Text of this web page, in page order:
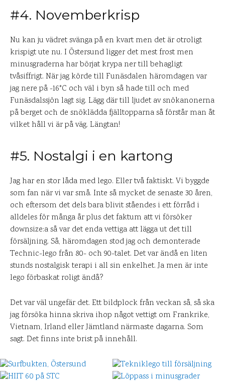
#4. Novemberkrisp
Nu kan ju vädret svänga på en kvart men det är otroligt
krispigt ute nu. I Östersund ligger det mest frost men
minusgraderna har börjat krypa ner till behagligt
tvåsiffrigt. När jag körde till Funäsdalen häromdagen var
jag nere på -16°C och väl i byn så hade till och med
Funäsdalssjön lagt sig. Lägg där till ljudet av snökanonerna
på berget och de snöklädda fjälltopparna så förstår man åt
vilket håll vi är på väg. Längtan!
#5. Nostalgi i en kartong
Jag har en stor låda med lego. Eller två faktiskt. Vi byggde
som fan när vi var små. Inte så mycket de senaste 30 åren,
och eftersom det dels bara blivit ståendes i ett förråd i
alldeles för många år plus det faktum att vi försöker
downsize:a så var det enda vettiga att lägga ut det till
försäljning. Så, häromdagen stod jag och demonterade
Technic-lego från 80- och 90-talet. Det var ändå en liten
stunds nostalgisk terapi i all sin enkelhet. Ja men är inte
lego förbaskat roligt ändå?
Det var väl ungefär det. Ett bildplock från veckan så, så ska
jag försöka hinna skriva ihop något vettigt om Frankrike,
Vietnam, Irland eller Jämtland närmaste dagarna. Som
sagt. Det finns inte brist på innehåll.